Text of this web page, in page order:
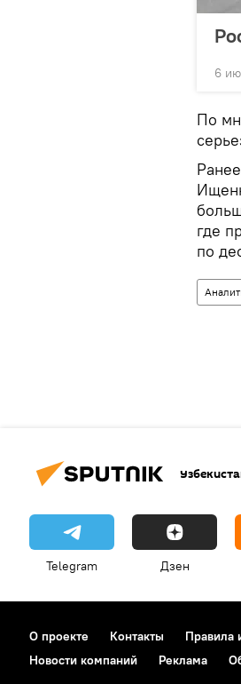
6
По
где
по
Telegram Дзен
О проекте Контакты Правила
Новости компаний
Реклама